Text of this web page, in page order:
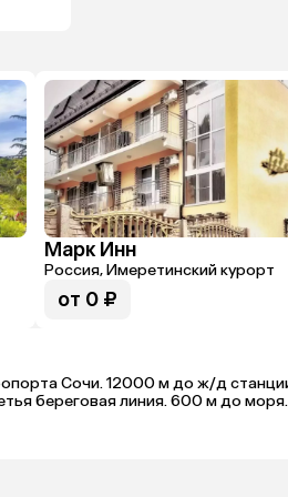
Марк Инн
Россия, Имеретинский курорт
от 0 ₽
Сочи. 12000 м до ж/д
береговая линия. 600 м до